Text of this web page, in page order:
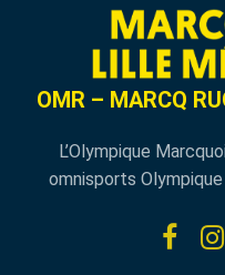
OMR – MARCQ
L’Olympique
omnisports